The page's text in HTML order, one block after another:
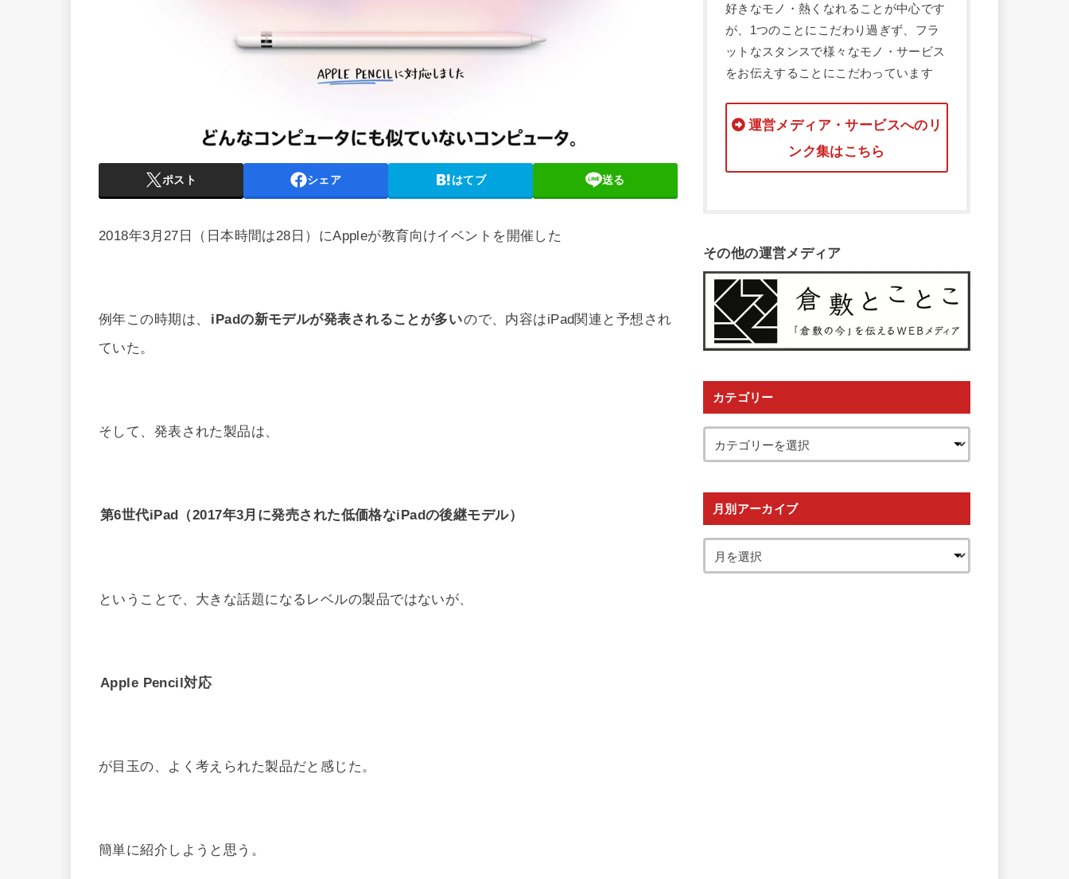
ポスト シェア はてブ 送る
2018年3月27日（日本時間は28日）にAppleが教育向けイベントを開催した
例年この時期は、 iPadの新モデルが発表されることが多いので、内容はiPad関連と予想され
ていた。
そして、発表された製品は、
第6世代iPad（2017年3月に発売された低価格なiPadの後継モデル）
ということで、大きな話題になるレベルの製品ではないが、
Apple Pencil対応
が目玉の、よく考えられた製品だと感じた。
簡単に紹介しようと思う。
好きなモノ・熱くなれることが中心です
が、1つのことにこだわり過ぎず、フラ
ットなスタンスで様々なモノ・サービス
をお伝えすることにこだわっています
運営メディア・サービスへのリ
ンク集はこちら
その他の運営メディア
カテゴリー
月別アーカイブ